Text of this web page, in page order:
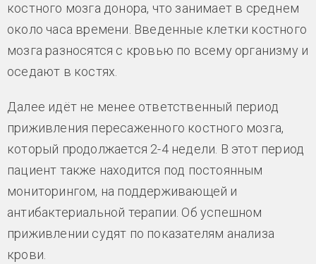
костного мозга донора, что занимает в среднем
около часа времени. Введенные клетки костного
мозга разносятся с кровью по всему организму и
оседают в костях.
Далее идёт не менее ответственный период
приживления пересаженного костного мозга,
который продолжается 2-4 недели. В этот период
пациент также находится под постоянным
мониторингом, на поддерживающей и
антибактериальной терапии. Об успешном
приживлении судят по показателям анализа
крови.